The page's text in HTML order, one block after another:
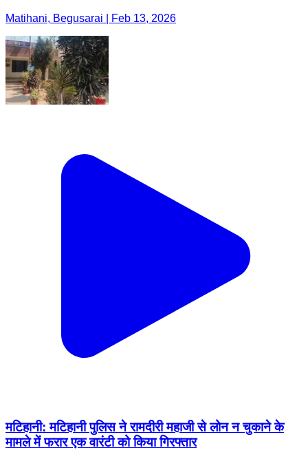
Matihani, Begusarai | Feb 13, 2026
मटिहानी: मटिहानी पुलिस ने रामदीरी महाजी से लोन न चुकाने के
मामले में फरार एक वारंटी को किया गिरफ्तार